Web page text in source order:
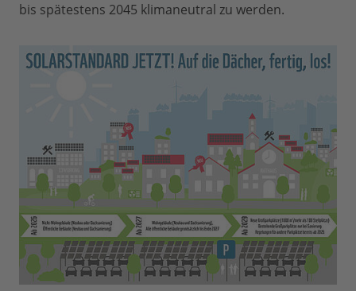
bis spätestens 2045 klimaneutral zu werden.